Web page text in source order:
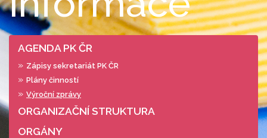
AGENDA PK ČR
Zápisy sekretariát PK ČR
Plány činností
Výroční zprávy
ORGANIZAČNÍ STRUKTURA
ORGÁNY